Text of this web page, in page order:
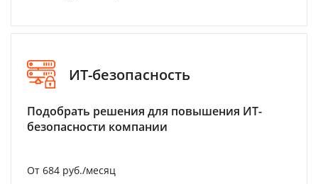
ИТ-безопасность
Подобрать решения для повышения ИТ-
безопасности компании
От 684 руб./месяц